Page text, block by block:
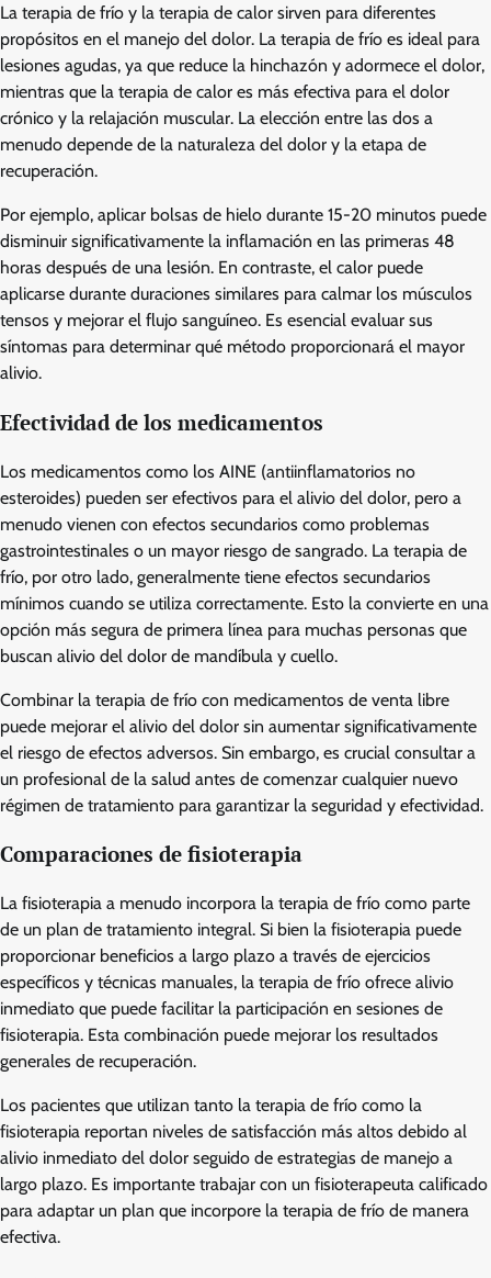
La terapia de frío y la terapia de calor sirven para diferentes
propósitos en el manejo del dolor. La terapia de frío es ideal para
lesiones agudas, ya que reduce la hinchazón y adormece el dolor,
mientras que la terapia de calor es más efectiva para el dolor
crónico y la relajación muscular. La elección entre las dos a
menudo depende de la naturaleza del dolor y la etapa de
recuperación.
Por ejemplo, aplicar bolsas de hielo durante 15-20 minutos puede
disminuir significativamente la inflamación en las primeras 48
horas después de una lesión. En contraste, el calor puede
aplicarse durante duraciones similares para calmar los músculos
tensos y mejorar el flujo sanguíneo. Es esencial evaluar sus
síntomas para determinar qué método proporcionará el mayor
alivio.
Efectividad de los medicamentos
Los medicamentos como los AINE (antiinflamatorios no
esteroides) pueden ser efectivos para el alivio del dolor, pero a
menudo vienen con efectos secundarios como problemas
gastrointestinales o un mayor riesgo de sangrado. La terapia de
frío, por otro lado, generalmente tiene efectos secundarios
mínimos cuando se utiliza correctamente. Esto la convierte en una
opción más segura de primera línea para muchas personas que
buscan alivio del dolor de mandíbula y cuello.
Combinar la terapia de frío con medicamentos de venta libre
puede mejorar el alivio del dolor sin aumentar significativamente
el riesgo de efectos adversos. Sin embargo, es crucial consultar a
un profesional de la salud antes de comenzar cualquier nuevo
régimen de tratamiento para garantizar la seguridad y efectividad.
Comparaciones de fisioterapia
La fisioterapia a menudo incorpora la terapia de frío como parte
de un plan de tratamiento integral. Si bien la fisioterapia puede
proporcionar beneficios a largo plazo a través de ejercicios
específicos y técnicas manuales, la terapia de frío ofrece alivio
inmediato que puede facilitar la participación en sesiones de
fisioterapia. Esta combinación puede mejorar los resultados
generales de recuperación.
Los pacientes que utilizan tanto la terapia de frío como la
fisioterapia reportan niveles de satisfacción más altos debido al
alivio inmediato del dolor seguido de estrategias de manejo a
largo plazo. Es importante trabajar con un fisioterapeuta calificado
para adaptar un plan que incorpore la terapia de frío de manera
efectiva.